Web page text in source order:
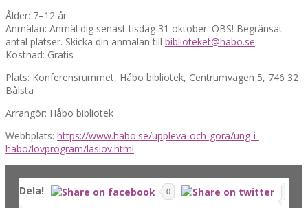
Ålder: 7–12 år
Anmälan: Anmäl dig senast tisdag 31 oktober. OBS! Begränsat
antal platser. Skicka din anmälan till biblioteket@habo.se
Kostnad: Gratis
Plats: Konferensrummet, Håbo bibliotek, Centrumvägen 5, 746 32
Bålsta
Arrangör: Håbo bibliotek
Webbplats: https://www.habo.se/uppleva-och-gora/ung-i-
habo/lovprogram/laslov.html
Dela! 0